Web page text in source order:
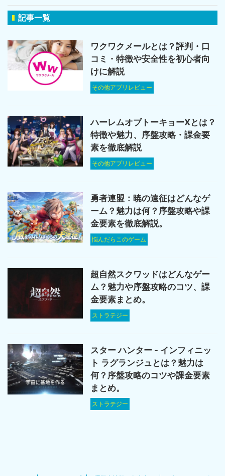
記事一覧
ワクワクメールとは？評判・口
コミ・特徴や安全性を初心者向
けに解説
その他アプリレビュー
ハーレムオブトーキョーXとは？
特徴や魅力、序盤攻略・課金要
素を徹底解説
その他アプリレビュー
勇者連盟：暁の遠征はどんなゲ
ーム？魅力は何？序盤攻略や課
金要素を徹底解説。
悩んだらこのゲーム
超自然スクワッドはどんなゲー
ム？魅力や序盤攻略のコツ、課
金要素まとめ。
ストラテジー
スター ハンター - インフィニッ
ト ラグランジュとは？魅力は
何？序盤攻略のコツや課金要素
まとめ。
ストラテジー